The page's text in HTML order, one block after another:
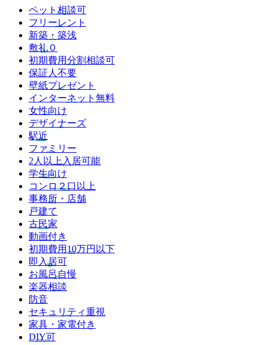
ペット相談可
フリーレント
新築・築浅
敷礼０
初期費用分割相談可
保証人不要
壁紙プレゼント
インターネット無料
女性向け
デザイナーズ
駅近
ファミリー
2人以上入居可能
学生向け
コンロ２口以上
事務所・店舗
戸建て
古民家
動画付き
初期費用10万円以下
即入居可
お風呂自慢
楽器相談
防音
セキュリティ重視
家具・家電付き
DIY可